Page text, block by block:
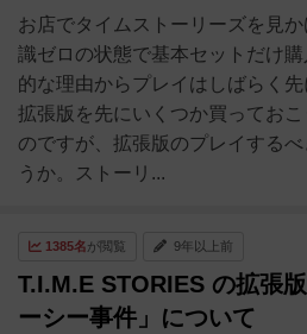
お店でタイムストーリーズを見
識ゼロの状態で基本セットだけ
的な理由からプレイはしばらく先
拡張版を先にいくつか買ってお
のですが、拡張版のプレイする
うか。ストーリ...
1385名が閲覧 9年以上前
T.I.M.E STORIES の拡張
ーシー事件」について